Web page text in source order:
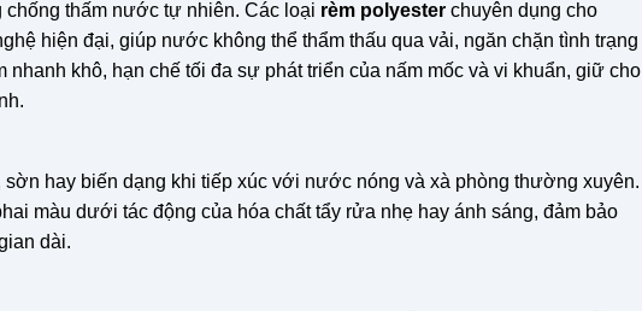
thấm nước tự nhiên. Các loại rèm polyester chuyên dụng cho
hiện đại, giúp nước không thể thẩm thấu qua vải, ngăn chặn tình trạng
khô, hạn chế tối đa sự phát triển của nấm mốc và vi khuẩn, giữ cho
hay biến dạng khi tiếp xúc với nước nóng và xà phòng thường xuyên.
màu dưới tác động của hóa chất tẩy rửa nhẹ hay ánh sáng, đảm bảo
dài.